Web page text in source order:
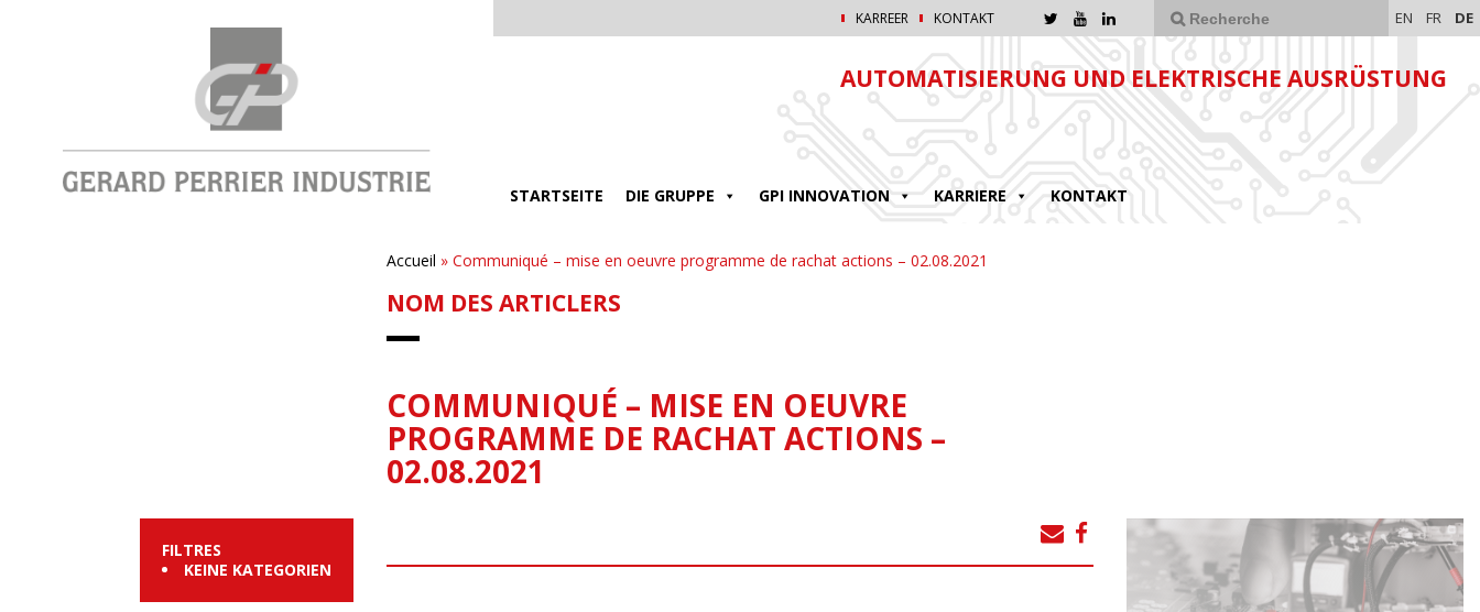
KARREER KONTAKT EN FR DE
AUTOMATISIERUNG UND ELEKTRISCHE AUSRÜSTUNG
STARTSEITE DIE GRUPPE GPI INNOVATION KARRIERE KONTAKT
Accueil » Communiqué – mise en oeuvre programme de rachat actions – 02.08.2021
NOM DES ARTICLERS
COMMUNIQUÉ – MISE EN OEUVRE
PROGRAMME DE RACHAT ACTIONS –
02.08.2021
FILTRES
KEINE KATEGORIEN